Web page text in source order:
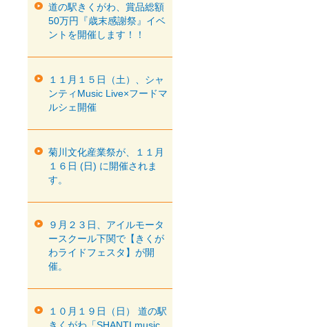
道の駅きくがわ、賞品総額
50万円『歳末感謝祭』イベ
ントを開催します！！
１１月１５日（土）、シャ
ンティMusic Live×フードマ
ルシェ開催
菊川文化産業祭が、１１月
１６日 (日) に開催されま
す。
９月２３日、アイルモータ
ースクール下関で【きくが
わライドフェスタ】が開
催。
１０月１９日（日） 道の駅